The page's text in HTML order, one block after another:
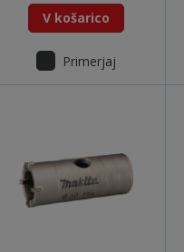
V košarico
Primerjaj